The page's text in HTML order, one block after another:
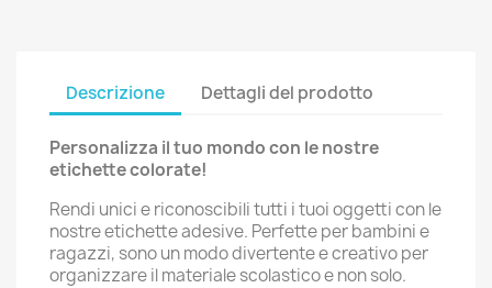
Descrizione Dettagli del prodotto
Personalizza il tuo mondo con le nostre
etichette colorate!
Rendi unici e riconoscibili tutti i tuoi oggetti con le
nostre etichette adesive. Perfette per bambini e
ragazzi, sono un modo divertente e creativo per
organizzare il materiale scolastico e non solo.